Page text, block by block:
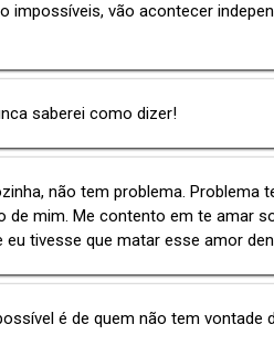
impossíveis, vão acontecer
saberei como dizer!
não tem problema. Problema
de mim. Me contento em te amar
eu tivesse que matar esse amor
é de quem não tem vontade